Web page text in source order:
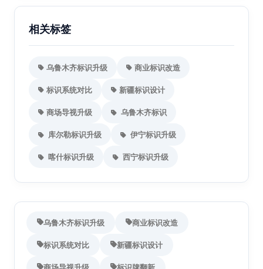
相关标签
乌鲁木齐标识升级 商业标识改造
标识系统对比 新疆标识设计
商场导视升级 乌鲁木齐标识
库尔勒标识升级 伊宁标识升级
喀什标识升级 西宁标识升级
乌鲁木齐标识升级 商业标识改造
标识系统对比 新疆标识设计